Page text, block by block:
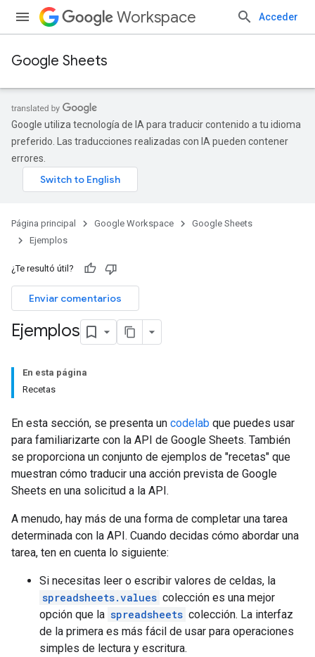
Workspace Acceder
Google Sheets
Google utiliza tecnología de IA para traducir contenido a tu idioma
preferido. Las traducciones realizadas con IA pueden contener
errores.
Página principal Google Workspace
Google Sheets
Ejemplos
¿Te resultó útil?
Enviar comentarios
Ejemplos
En esta página
Recetas
En esta sección, se presenta un codelab que puedes usar
para familiarizarte con la API de Google Sheets. También
se proporciona un conjunto de ejemplos de "recetas" que
muestran cómo traducir una acción prevista de Google
Sheets en una solicitud a la API.
A menudo, hay más de una forma de completar una tarea
determinada con la API. Cuando decidas cómo abordar una
tarea, ten en cuenta lo siguiente:
Si necesitas leer o escribir valores de celdas, la
spreadsheets.values colección es una mejor
opción que la spreadsheets colección. La interfaz
de la primera es más fácil de usar para operaciones
simples de lectura y escritura.